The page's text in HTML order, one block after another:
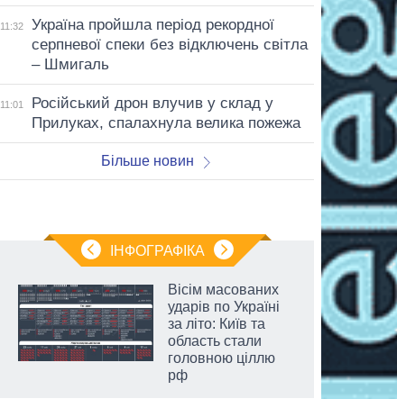
11:32
Україна пройшла період рекордної
серпневої спеки без відключень світла
– Шмигаль
11:01
Російський дрон влучив у склад у
Прилуках, спалахнула велика пожежа
Більше новин
ІНФОГРАФІКА
Вісім масованих
ударів по Україні
за літо: Київ та
область стали
головною ціллю
рф